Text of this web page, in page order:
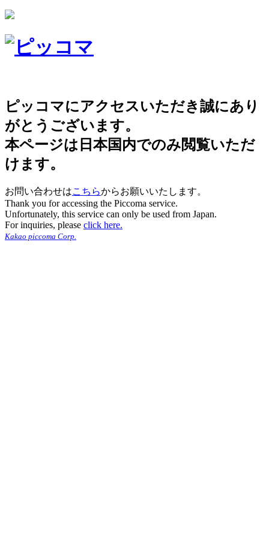
ピッコマにアクセスいただき誠にあり
がとうございます。
本ページは日本国内でのみ閲覧いただ
けます。
お問い合わせはこちらからお願いいたします。
Thank you for accessing the Piccoma service.
Unfortunately, this service can only be used from Japan.
For inquiries, please click here.
Kakao piccoma Corp.